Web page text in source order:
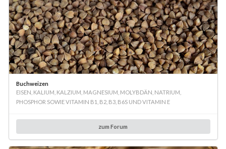
Buchweizen
EISEN, KALIUM, KALZIUM, MAGNESIUM, MOLYBDÄN, NATRIUM,
PHOSPHOR SOWIE VITAMIN B1, B2, B3, B6S UND VITAMIN E
zum Forum